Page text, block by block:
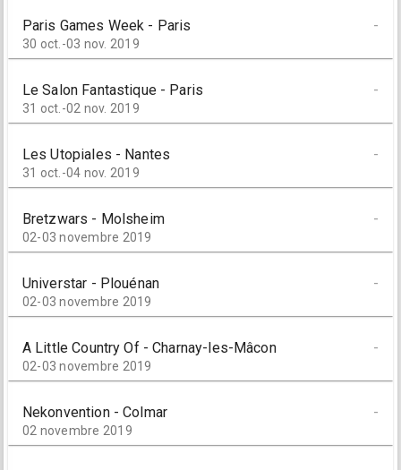
Paris Games Week - Paris
30 oct.-03 nov. 2019
-
Le Salon Fantastique - Paris
31 oct.-02 nov. 2019
-
Les Utopiales - Nantes
31 oct.-04 nov. 2019
-
Bretzwars - Molsheim
02-03 novembre 2019
-
Universtar - Plouénan
02-03 novembre 2019
-
A Little Country Of - Charnay-les-Mâcon
02-03 novembre 2019
-
Nekonvention - Colmar
02 novembre 2019
-